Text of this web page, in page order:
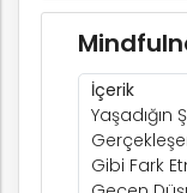
İçerik
Yaşadığın
Gibi Fark